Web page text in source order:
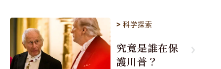
>科学探索
究竟是誰在保
護川普？